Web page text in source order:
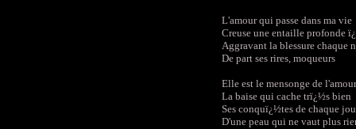
L'amour qui passe dans ma vie
Creuse une entaille profonde
Aggravant la blessure chaque
De part ses rires, moqueurs
Elle est le mensonge de l'amour
La baise qui cache trï¿½s bien
Ses conquï¿½tes de chaque
D'une peau qui ne vaut plus